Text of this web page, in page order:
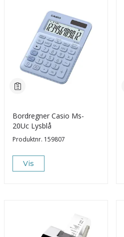
Bordregner Casio Ms-
20Uc Lysblå
Produktnr. 159807
Vis